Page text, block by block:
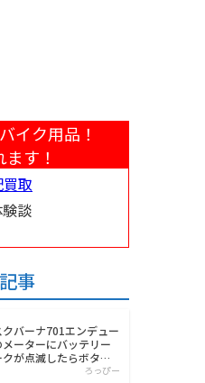
イク用品！
す！
取
談
事
クバーナ701エンデュー
メーターにバッテリー
クが点滅したらボタン
ろっぴー